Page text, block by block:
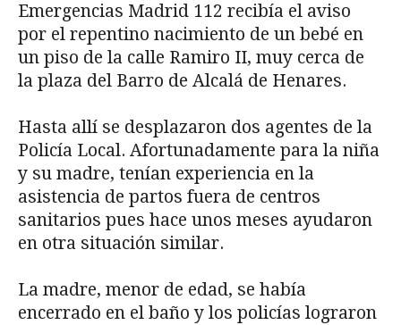
Emergencias Madrid 112 recibía el aviso
por el repentino nacimiento de un bebé en
un piso de la calle Ramiro II, muy cerca de
la plaza del Barro de Alcalá de Henares.
Hasta allí se desplazaron dos agentes de la
Policía Local. Afortunadamente para la niña
y su madre, tenían experiencia en la
asistencia de partos fuera de centros
sanitarios pues hace unos meses ayudaron
en otra situación similar.
La madre, menor de edad, se había
encerrado en el baño y los policías lograron